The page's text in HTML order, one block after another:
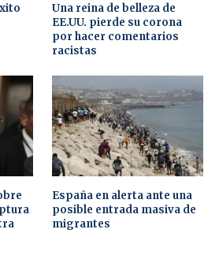
Una reina de belleza de
EE.UU. pierde su corona
por hacer comentarios
racistas
España en alerta ante una
posible entrada masiva de
migrantes